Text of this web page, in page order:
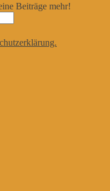
Beiträge mehr!